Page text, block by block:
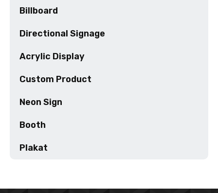
Billboard
Directional Signage
Acrylic Display
Custom Product
Neon Sign
Booth
Plakat